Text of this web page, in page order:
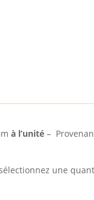
à l’unité –
une